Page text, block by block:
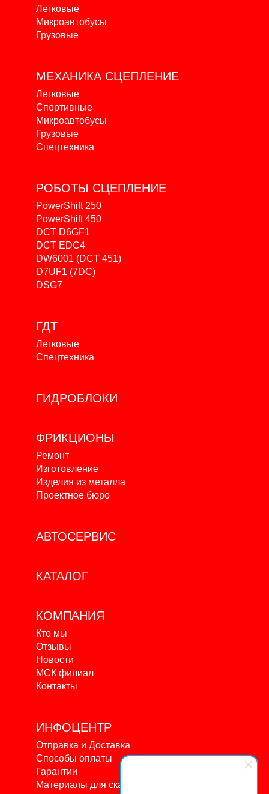
Легковые
Микроавтобусы
Грузовые
МЕХАНИКА СЦЕПЛЕНИЕ
Легковые
Спортивные
Микроавтобусы
Грузовые
Спецтехника
РОБОТЫ СЦЕПЛЕНИЕ
PowerShift 250
PowerShift 450
DCT D6GF1
DCT EDC4
DW6001 (DCT 451)
D7UF1 (7DC)
DSG7
ГДТ
Легковые
Спецтехника
ГИДРОБЛОКИ
ФРИКЦИОНЫ
Ремонт
Изготовление
Изделия из металла
Проектное бюро
АВТОСЕРВИС
КАТАЛОГ
КОМПАНИЯ
Кто мы
Отзывы
Новости
МСК филиал
Контакты
ИНФОЦЕНТР
Отправка и Доставка
Способы оплаты
Гарантии
Материалы для скачивания